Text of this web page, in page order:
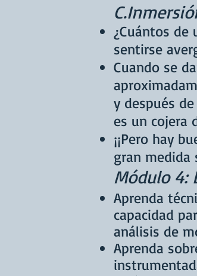
¿Cuántos de
sentirse
Cuando se
y después
es un cojera
¡¡Pero hay
gran medida
Módulo 4:
Aprenda
capacidad
análisis de
Aprenda